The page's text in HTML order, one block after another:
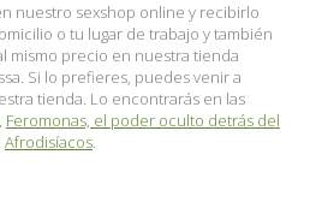
nuestro sexshop online y recibirlo
o tu lugar de trabajo y también
mismo precio en nuestra tienda
Si lo prefieres, puedes venir a
tienda. Lo encontrarás en las
, Feromonas, el poder oculto detrás del
Afrodisíacos.